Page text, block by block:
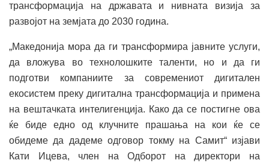
трансформација на државата и нивната визија за
развојот на земјата до 2030 година.
„Македонија мора да ги трансформира јавните услуги,
да вложува во технолошките таленти, но и да ги
подготви компаниите за современиот дигитален
екосистем преку дигитална трансформација и примена
на вештачката интелигенција. Како да се постигне ова
ќе биде едно од клучните прашања на кои ќе се
обидеме да дадеме одговор токму на Самит“ изјави
Кати Ицева, член на Одборот на директори на